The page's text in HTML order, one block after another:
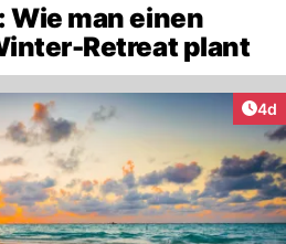
man einen
Retreat plant
4d